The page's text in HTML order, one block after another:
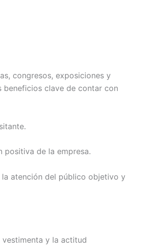
congresos, exposiciones y
beneficios clave de contar con
positiva de la empresa.
la atención del público objetivo y
vestimenta y la actitud